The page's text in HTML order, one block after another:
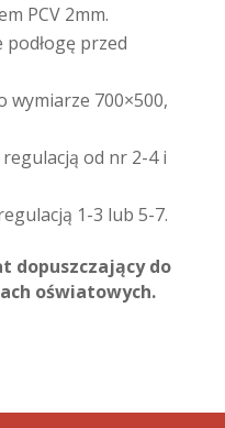
PCV 2mm.
podłogę przed
wymiarze 700×500,
od nr 2-4 i
1-3 lub 5-7.
dopuszczający do
oświatowych.